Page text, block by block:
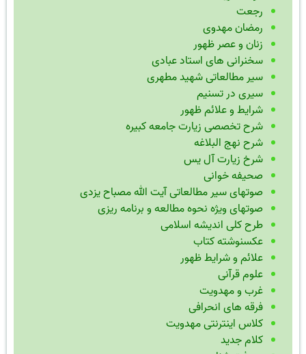
رجعت
رمضان مهدوی
زنان و عصر ظهور
سخنرانی های استاد عبادی
سیر مطالعاتی شهید مطهری
سیری در تسنیم
شرایط و علائم ظهور
شرح تخصصی زیارت جامعه کبیره
شرح نهج البلاغه
شرخ زیارت آل یس
صحیفه خوانی
صوتهای سیر مطالعاتی آیت الله مصباح یزدی
صوتهای ویژه نحوه مطالعه و برنامه ریزی
طرح کلی اندیشه اسلامی
عکسنوشته کتاب
علائم و شرایط ظهور
علوم قرآنی
غرب و مهدویت
فرقه های انحرافی
کلاس اینترنتی مهدویت
کلام جدید